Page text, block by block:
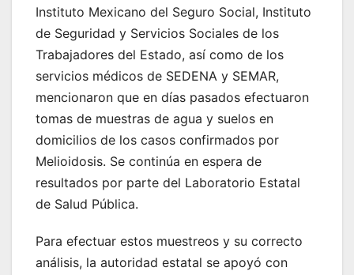
Instituto Mexicano del Seguro Social, Instituto
de Seguridad y Servicios Sociales de los
Trabajadores del Estado, así como de los
servicios médicos de SEDENA y SEMAR,
mencionaron que en días pasados efectuaron
tomas de muestras de agua y suelos en
domicilios de los casos confirmados por
Melioidosis. Se continúa en espera de
resultados por parte del Laboratorio Estatal
de Salud Pública.
Para efectuar estos muestreos y su correcto
análisis, la autoridad estatal se apoyó con